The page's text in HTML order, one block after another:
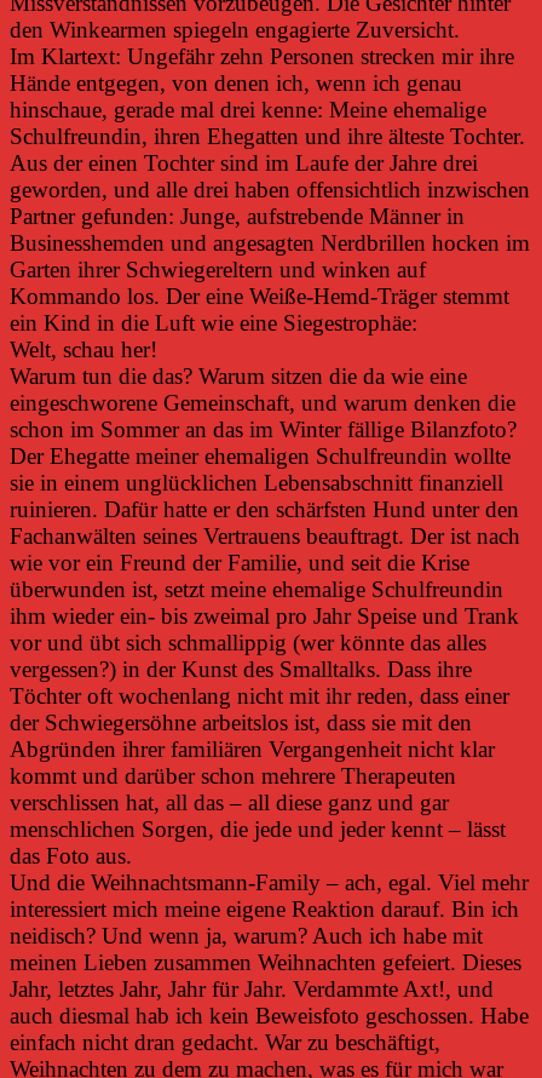
den Winkearmen spiegeln engagierte Zuversicht.
Im Klartext: Ungefähr zehn Personen strecken mir ihre
Hände entgegen, von denen ich, wenn ich genau
hinschaue, gerade mal drei kenne: Meine ehemalige
Schulfreundin, ihren Ehegatten und ihre älteste Tochter.
Aus der einen Tochter sind im Laufe der Jahre drei
geworden, und alle drei haben offensichtlich inzwischen
Partner gefunden: Junge, aufstrebende Männer in
Businesshemden und angesagten Nerdbrillen hocken im
Garten ihrer Schwiegereltern und winken auf
Kommando los. Der eine Weiße-Hemd-Träger stemmt
ein Kind in die Luft wie eine Siegestrophäe:
Welt, schau her!
Warum tun die das? Warum sitzen die da wie eine
eingeschworene Gemeinschaft, und warum denken die
schon im Sommer an das im Winter fällige Bilanzfoto?
Der Ehegatte meiner ehemaligen Schulfreundin wollte
sie in einem unglücklichen Lebensabschnitt finanziell
ruinieren. Dafür hatte er den schärfsten Hund unter den
Fachanwälten seines Vertrauens beauftragt. Der ist nach
wie vor ein Freund der Familie, und seit die Krise
überwunden ist, setzt meine ehemalige Schulfreundin
ihm wieder ein- bis zweimal pro Jahr Speise und Trank
vor und übt sich schmallippig (wer könnte das alles
vergessen?) in der Kunst des Smalltalks. Dass ihre
Töchter oft wochenlang nicht mit ihr reden, dass einer
der Schwiegersöhne arbeitslos ist, dass sie mit den
Abgründen ihrer familiären Vergangenheit nicht klar
kommt und darüber schon mehrere Therapeuten
verschlissen hat, all das – all diese ganz und gar
menschlichen Sorgen, die jede und jeder kennt – lässt
das Foto aus.
Und die Weihnachtsmann-Family – ach, egal. Viel mehr
interessiert mich meine eigene Reaktion darauf. Bin ich
neidisch? Und wenn ja, warum? Auch ich habe mit
meinen Lieben zusammen Weihnachten gefeiert. Dieses
Jahr, letztes Jahr, Jahr für Jahr. Verdammte Axt!, und
auch diesmal hab ich kein Beweisfoto geschossen. Habe
einfach nicht dran gedacht. War zu beschäftigt,
Weihnachten zu dem zu machen, was es für mich war